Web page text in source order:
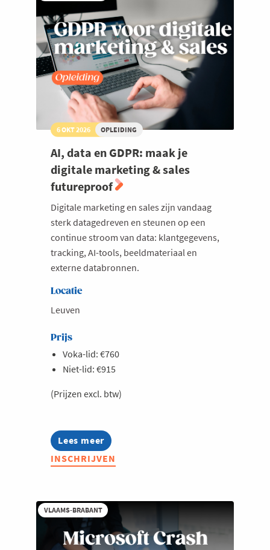
6 OKT 2026 OPLEIDING
AI, data en GDPR: maak je
digitale marketing & sales
futureproof
Digitale marketing en sales zijn vandaag
sterk datagedreven en steunen op een
continue stroom van data: klantgegevens,
tracking, AI-tools, beeldmateriaal en
externe databronnen.
Locatie
Leuven
Prijs
Voka-lid: €760
Niet-lid: €915
(Prijzen excl. btw)
Lees meer
about
AI,
data
je
digitale
marketing
&
INSCHRIJVEN
VLAAMS-BRABANT